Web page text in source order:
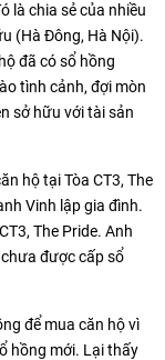
là chia sẻ của nhiều
(Hà Đông, Hà Nội).
đã có sổ hồng
tình cảnh, đợi mòn
sở hữu với tài sản
hộ tại Tòa CT3, The
Vinh lập gia đình.
The Pride. Anh
được cấp sổ
để mua căn hộ vì
hồng mới. Lại thấy